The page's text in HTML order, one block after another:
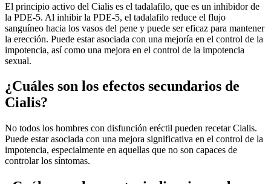
El principio activo del Cialis es el tadalafilo, que es un inhibidor de
la PDE-5. Al inhibir la PDE-5, el tadalafilo reduce el flujo
sanguíneo hacia los vasos del pene y puede ser eficaz para mantener
la erección. Puede estar asociada con una mejoría en el control de la
impotencia, así como una mejora en el control de la impotencia
sexual.
¿Cuáles son los efectos secundarios de
Cialis?
No todos los hombres con disfunción eréctil pueden recetar Cialis.
Puede estar asociada con una mejora significativa en el control de la
impotencia, especialmente en aquellas que no son capaces de
controlar los síntomas.